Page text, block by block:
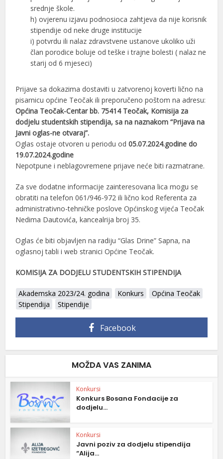
srednje škole.
h) ovjerenu izjavu podnosioca zahtjeva da nije korisnik
stipendije od neke druge institucije
i) potvrdu ili nalaz zdravstvene ustanove ukoliko uži
član porodice boluje od teške i trajne bolesti ( nalaz ne
starij od 6 mjeseci)
Prijave sa dokazima dostaviti u zatvorenoj koverti lično na
pisarnicu općine Teočak ili preporučeno poštom na adresu:
Općina Teočak-Centar bb. 75414 Teočak, Komisija za
dodjelu studentskih stipendija, sa na naznakom “Prijava na
Javni oglas-ne otvaraj”.
Oglas ostaje otvoren u periodu od05.07.2024.godine do
19.07.2024.godine
Nepotpune i neblagovremene prijave neće biti razmatrane.
Za sve dodatne informacije zainteresovana lica mogu se
obratiti na telefon 061/946-972 ili lično kod Referenta za
administrativno-tehničke poslove Općinskog vijeća Teočak
Nedima Dautovića, kancealrija broj 35.
Oglas će biti objavljen na radiju “Glas Drine” Sapna, na
oglasnoj tabli i web stranici Općine Teočak.
KOMISIJA ZA DODJELU STUDENTSKIH STIPENDIJA
Akademska 2023/24. godina Konkurs
Općina Teočak
Stipendija
Stipendije
Facebook
MOŽDA VAS ZANIMA
Konkursi
Konkurs Bosana Fondacije za
dodjelu...
Konkursi
Javni poziv za dodjelu stipendija
“Alija...